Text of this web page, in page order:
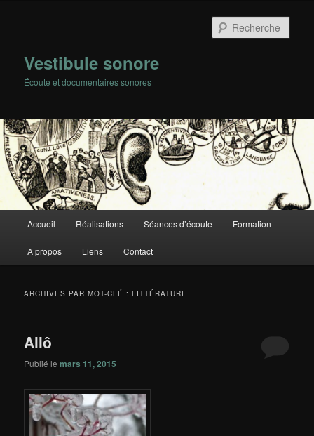
Vestibule sonore
Écoute et documentaires sonores
principal
Aller
au
Aller
au
Accueil Réalisations Séances d’écoute Formation
A propos Liens Contact
ARCHIVES PAR MOT-CLÉ :LITTÉRATURE
Allô
Publié lemars 11, 2015